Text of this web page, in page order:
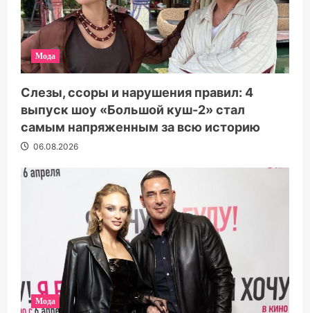
Мода
Слезы, ссоры и нарушения правил: 4
выпуск шоу «Большой куш-2» стал
самым напряженным за всю историю
06.08.2026
Мода